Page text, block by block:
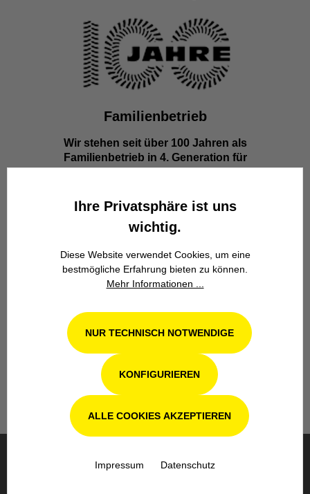
Familienbetrieb
Wir stehen seit über 100 Jahren als
Familienbetrieb in 4. Generation für
Kompetenz, Innovation und
Werkstatt in Odenthal / Köln
Unsere Fachwerkstatt für Garten-, Forst-
und Landtechnik- Geräte in Odenthal bei
Köln steht Ihnen auch nach dem Kauf mit
Rat und Tat zur Seite.
BESTELLUNG & VERSAND
Ihre Privatsphäre ist uns
wichtig.
Diese Website verwendet Cookies, um eine
bestmögliche Erfahrung bieten zu können.
Mehr Informationen ...
NUR TECHNISCH NOTWENDIGE
KONFIGURIEREN
ALLE COOKIES AKZEPTIEREN
Impressum Datenschutz